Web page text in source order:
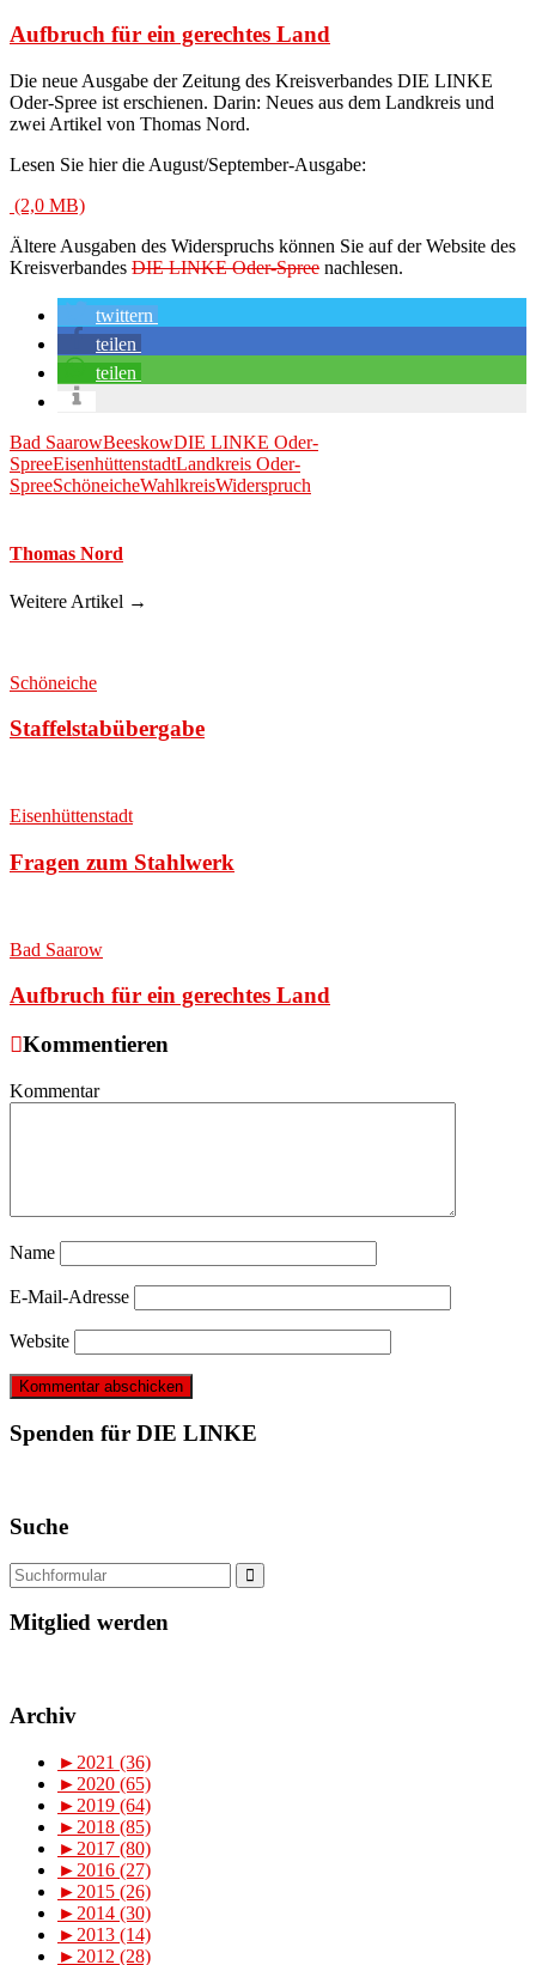
Aufbruch für ein gerechtes Land
Die neue Ausgabe der Zeitung des Kreisverbandes DIE LINKE
Oder-Spree ist erschienen. Darin: Neues aus dem Landkreis und
zwei Artikel von Thomas Nord.
Lesen Sie hier die August/September-Ausgabe:
Ältere Ausgaben des Widerspruchs können Sie auf der Website des
Kreisverbandes DIE LINKE Oder-Spree nachlesen.
twittern
teilen
teilen
Bad SaarowBeeskowDIE LINKE Oder-
SpreeEisenhüttenstadtLandkreis Oder-
SpreeSchöneicheWahlkreisWiderspruch
Thomas Nord
Weitere Artikel →
Schöneiche
Staffelstabübergabe
Eisenhüttenstadt
Fragen zum Stahlwerk
Bad Saarow
Aufbruch für ein gerechtes Land
Kommentieren
Kommentar
Name
E-Mail-Adresse
Website
Spenden für DIE LINKE
Suche
Mitglied werden
Archiv
► 2021 (36)
► 2020 (65)
► 2019 (64)
► 2018 (85)
► 2017 (80)
► 2016 (27)
► 2015 (26)
► 2014 (30)
► 2013 (14)
► 2012 (28)